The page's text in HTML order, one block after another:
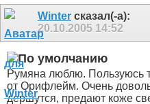
Winter сказал(-а):
20.10.2005 14:52
Румяна люблю. Пользуюсь
от Орифлейм. Очень
дершутся, предают коже